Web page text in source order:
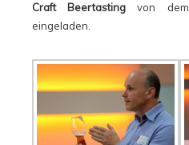
Craft Beertasting von
eingeladen.